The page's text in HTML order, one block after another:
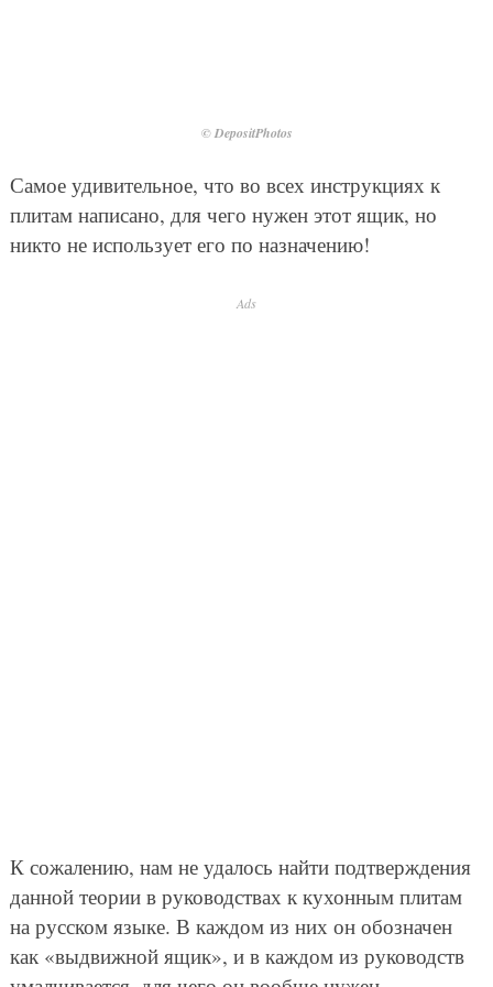
© DepositPhotos
Самое удивительное, что во всех инструкциях к
плитам написано, для чего нужен этот ящик, но
никто не использует его по назначению!
Ads
К сожалению, нам не удалось найти подтверждения
данной теории в руководствах к кухонным плитам
на русском языке. В каждом из них он обозначен
как «выдвижной ящик», и в каждом из руководств